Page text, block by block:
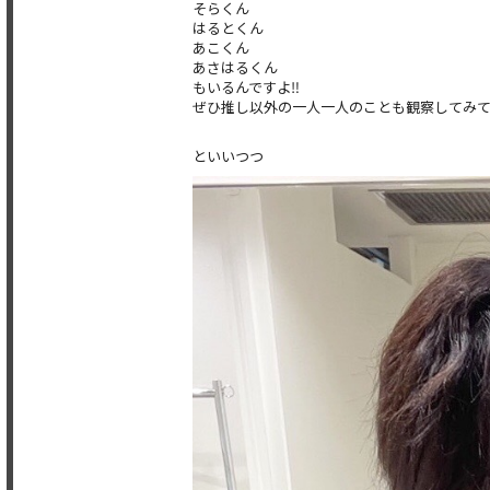
そらくん
はるとくん
あこくん
あさはるくん
もいるんですよ‼️
ぜひ推し以外の一人一人のことも観察してみ
といいつつ